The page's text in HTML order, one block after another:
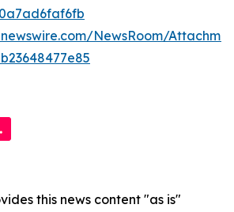
NewsRoom/
this news content "as is"